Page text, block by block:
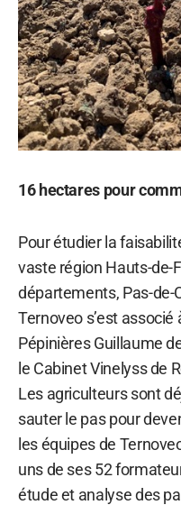
16 hectares pour
Pour étudier la
vaste région Hauts-de-
départements, Pas-de-
Ternoveo s’est
Pépinières Guillaume
le Cabinet Vinelyss de
Les agriculteurs sont
sauter le pas pour
les équipes de
uns de ses 52
étude et analyse des